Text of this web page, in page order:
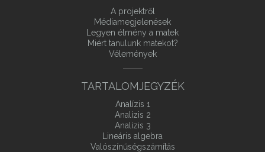
A projektről
Médiamegjelenések
Legyen élmény a matek
Miért tanulunk matekot?
Vélemények
TARTALOMJEGYZÉK
Analízis 1
Analízis 2
Analízis 3
Lineáris algebra
Valószínűségszámítás